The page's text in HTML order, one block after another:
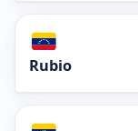
Rubio